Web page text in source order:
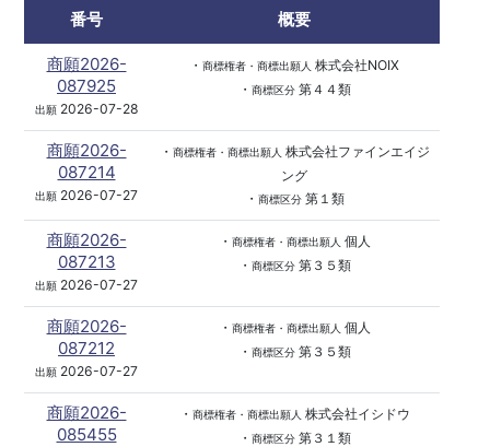
番号
概要
商願2026-
087925
出願2026-07-28
・ 商標権者・商標出願人 株式会社NOIX
・ 商標区分第４４類
商願2026-
087214
出願 2026-07-27
・ 商標権者・商標出願人 株式会社ファインエイジ
ング
・ 商標区分第１類
商願2026-
087213
出願 2026-07-27
・ 商標権者・商標出願人 個人
・ 商標区分第３５類
商願2026-
087212
出願 2026-07-27
・ 商標権者・商標出願人 個人
・ 商標区分第３５類
商願2026-
085455
・ 商標権者・商標出願人 株式会社イシドウ
・ 商標区分第３１類